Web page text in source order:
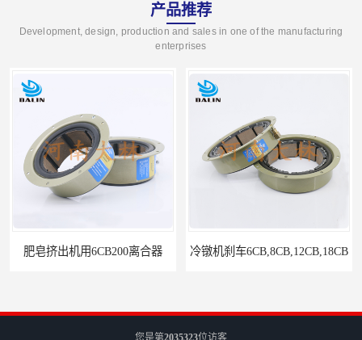
产品推荐
Development, design, production and sales in one of the manufacturing
enterprises
肥皂挤出机用6CB200离合器 冷镦机刹车6CB,8CB,12CB,18CB
您是第2035323位访客